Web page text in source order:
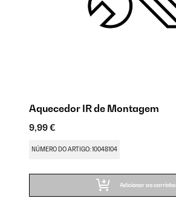
Aquecedor IR de Montagem
9,99 €
NÚMERO DO ARTIGO: 10048104
Adicionar ao carrinho